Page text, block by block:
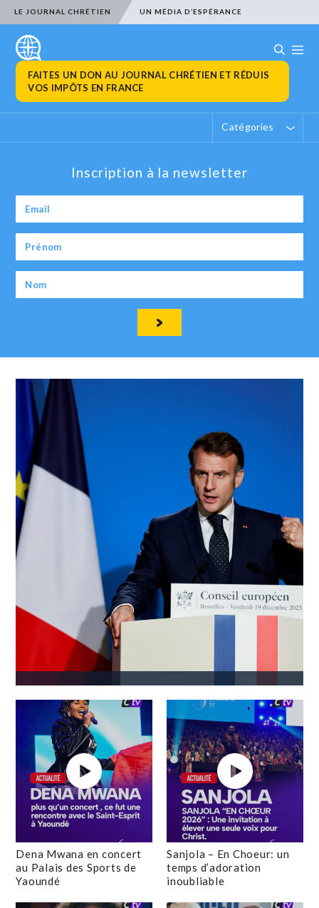
LE JOURNAL CHRÉTIEN UN MÉDIA D’ESPÉRANCE
FAITES UN DON AU JOURNAL CHRÉTIEN ET RÉDUIS
VOS IMPÔTS EN FRANCE
Catégories
Inscription à la newsletter
Dena Mwana en concert
au Palais des Sports de
Yaoundé
Sanjola – En Choeur: un
temps d’adoration
inoubliable